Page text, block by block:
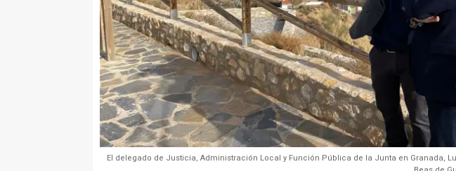
El delegado de Justicia, Administración Local y Función Pública de la Junta en Granada,